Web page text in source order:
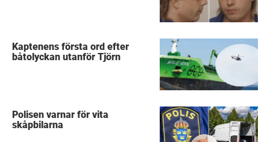
Kaptenens första ord efter
båtolyckan utanför Tjörn
Polisen varnar för vita
skåpbilarna